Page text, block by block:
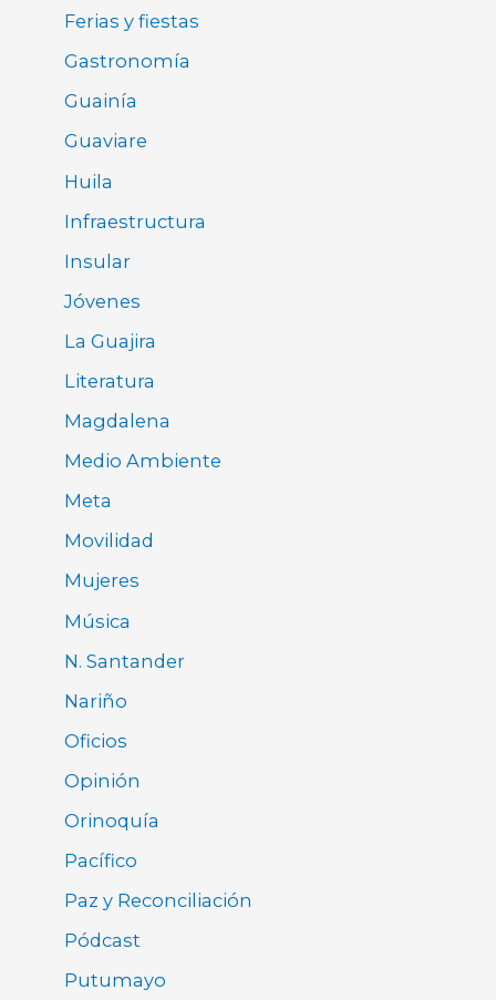
Ferias y fiestas
Gastronomía
Guainía
Guaviare
Huila
Infraestructura
Insular
Jóvenes
La Guajira
Literatura
Magdalena
Medio Ambiente
Meta
Movilidad
Mujeres
Música
N. Santander
Nariño
Oficios
Opinión
Orinoquía
Pacífico
Paz y Reconciliación
Pódcast
Putumayo